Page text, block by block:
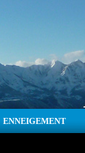
ENNEIGEMENT